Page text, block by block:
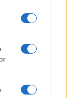
il padre per